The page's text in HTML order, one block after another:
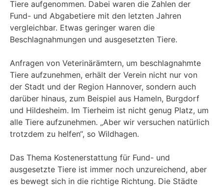
Tiere aufgenommen. Dabei waren die Zahlen der
Fund- und Abgabetiere mit den letzten Jahren
vergleichbar. Etwas geringer waren die
Beschlagnahmungen und ausgesetzten Tiere.
Anfragen von Veterinärämtern, um beschlagnahmte
Tiere aufzunehmen, erhält der Verein nicht nur von
der Stadt und der Region Hannover, sondern auch
darüber hinaus, zum Beispiel aus Hameln, Burgdorf
und Hildesheim. Im Tierheim ist nicht genug Platz, um
alle Tiere aufzunehmen. „Aber wir versuchen natürlich
trotzdem zu helfen“, so Wildhagen.
Das Thema Kostenerstattung für Fund- und
ausgesetzte Tiere ist immer noch unzureichend, aber
es bewegt sich in die richtige Richtung. Die Städte